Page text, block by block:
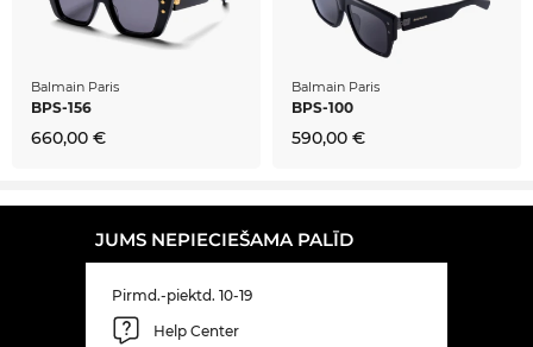
Balmain Paris
BPS-156
660,00 €
Balmain Paris
BPS-100
590,00 €
JUMS NEPIECIEŠAMA PALĪD
Pirmd.-piektd. 10-19
Help Center